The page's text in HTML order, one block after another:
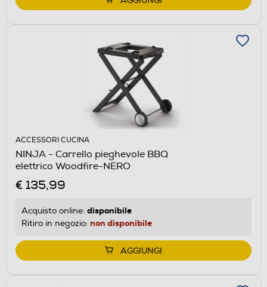
ACCESSORI CUCINA
NINJA - Carrello pieghevole BBQ
elettrico Woodfire-NERO
€ 135,99
Acquisto online: disponibile
Ritiro in negozio: non disponibile
AGGIUNGI